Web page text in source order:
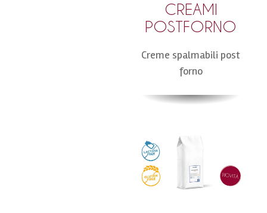
CREAMI
POSTFORNO
Creme spalmabili post
forno